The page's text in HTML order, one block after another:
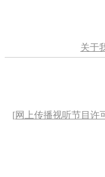
关于
[网上传播视听节目许